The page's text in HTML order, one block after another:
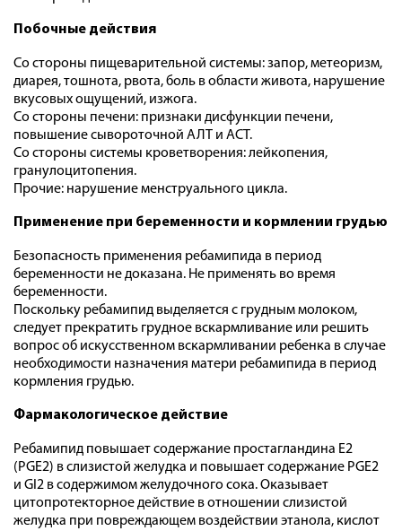
Побочные действия
Со стороны пищеварительной системы: запор, метеоризм,
диарея, тошнота, рвота, боль в области живота, нарушение
вкусовых ощущений, изжога.
Со стороны печени: признаки дисфункции печени,
повышение сывороточной АЛТ и ACT.
Со стороны системы кроветворения: лейкопения,
гранулоцитопения.
Прочие: нарушение менструального цикла.
Применение при беременности и кормлении грудью
Безопасность применения ребамипида в период
беременности не доказана. Не применять во время
беременности.
Поскольку ребамипид выделяется с грудным молоком,
следует прекратить грудное вскармливание или решить
вопрос об искусственном вскармливании ребенка в случае
необходимости назначения матери ребамипида в период
кормления грудью.
Фармакологическое действие
Ребамипид повышает содержание простагландина Е2
(PGE2) в слизистой желудка и повышает содержание PGE2
и GI2 в содержимом желудочного сока. Оказывает
цитопротекторное действие в отношении слизистой
желудка при повреждающем воздействии этанола, кислот